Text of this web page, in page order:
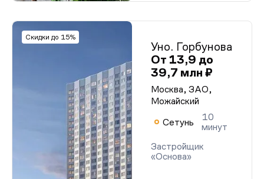
Скидки до 15%
Уно. Горбунова
От 13,9 до
39,7 млн ₽
Москва, ЗАО,
Можайский
Сетунь
10
минут
Застройщик
«Основа»